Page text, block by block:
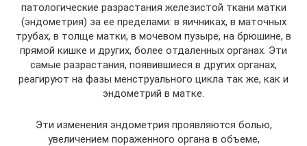
патологические разрастания железистой ткани матки
(эндометрия) за ее пределами: в яичниках, в маточных
трубах, в толще матки, в мочевом пузыре, на брюшине, в
прямой кишке и других, более отдаленных органах. Эти
самые разрастания, появившиеся в других органах,
реагируют на фазы менструального цикла так же, как и
эндометрий в матке.
Эти изменения эндометрия проявляются болью,
увеличением пораженного органа в объеме,